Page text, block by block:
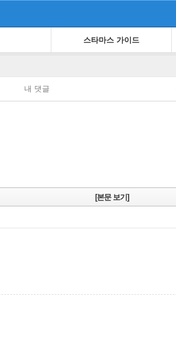
스타마스 가이드
내 댓글
[본문 보기]